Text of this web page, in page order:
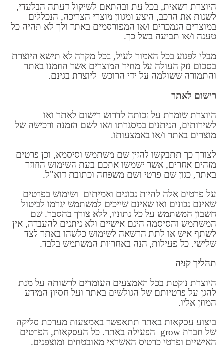
היוצרת רשאית, בכל עת ובהתאם לשיקול דעתה הבלעדי,
לשנות את הרכב, היצע ומגוון מוצרי הצריכה, הנכללים
במוצרים הנמכרים ו/או המפורסמים באתר ולך לא תהיה כל
טענה ו/או תביעה בשל כך.
מבלי לפגוע בכל האמור לעיל, בכל מקרה לא תישא היוצרת
בסכום נזק העולה על מחיר המוצרים אשר הוזמנו באתר
והתמורה ששולמה על ידי הרוכש ליוצרת בגינם.
רישום לאתר
היוצרת שומרת על זכותה לדרוש רישום לאתר ואו
לשירותים, הניתנים במסגרתו ו/או לשם הזמנה ורכישה של
מוצרים באתר ו/או באמצעותו.
לצורך כך תתבקשו להזין שם משתמש וסיסמא, וכן פרטים
מזהים אחרים, אשר ישמשו אתכם בעת השימוש החוזר
באתר, כגון שם פרטי ושם משפחה וכתובת דוא"ל.
על פרטים אלה להיות נכונים ואמיתים ושימוש בפרטים
שאינם נכונים ואו שאינם שייכים למשתמש יגרמו לביטול
חשבון המשתמש על כל נתוניו, ללא צורך בהסבר. שם
המשתמש והסיסמה הינם אישיים ולא ניתנים להעברה, אין
לשתף איש או לתת הרשאה לשימוש כלשהו באתר לצד
שלישי. כל פעילות, הנה באחריות המשתמש בלבד.
תהליך קניה
היוצרת נוקטת בכל האמצעים העומדים לרשותה על מנת
להגן על פרטיותם של הגולשים באתר ועל חסיון המידע
המוזן אליו.
ביצוע עסקאות באתר תתאפשר באמצעות מערכת סליקה
של חברת grow הפעילה באתר. כל העסקאות, הפרטים
האישיים ופרטי כרטיס האשראי מאובטחים ומוצפנים.